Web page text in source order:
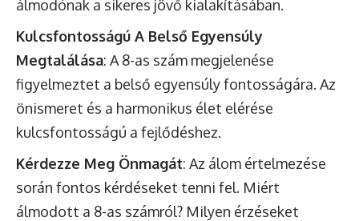
álmodónak a sikeres jövő kialakításában.
Kulcsfontosságú A Belső Egyensúly
Megtalálása: A 8-as szám megjelenése
figyelmeztet a belső egyensúly fontosságára. Az
önismeret és a harmonikus élet elérése
kulcsfontosságú a fejlődéshez.
Kérdezze Meg Önmagát: Az álom értelmezése
során fontos kérdéseket tenni fel. Miért
álmodott a 8-as számról? Milyen érzéseket